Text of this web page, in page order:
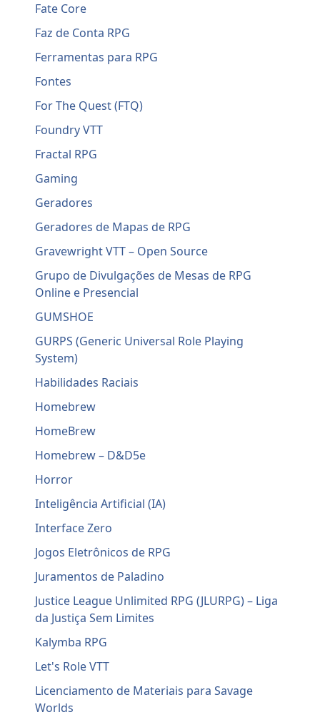
Fate Core
Faz de Conta RPG
Ferramentas para RPG
Fontes
For The Quest (FTQ)
Foundry VTT
Fractal RPG
Gaming
Geradores
Geradores de Mapas de RPG
Gravewright VTT – Open Source
Grupo de Divulgações de Mesas de RPG
Online e Presencial
GUMSHOE
GURPS (Generic Universal Role Playing
System)
Habilidades Raciais
Homebrew
HomeBrew
Homebrew – D&D5e
Horror
Inteligência Artificial (IA)
Interface Zero
Jogos Eletrônicos de RPG
Juramentos de Paladino
Justice League Unlimited RPG (JLURPG) – Liga
da Justiça Sem Limites
Kalymba RPG
Let's Role VTT
Licenciamento de Materiais para Savage
Worlds